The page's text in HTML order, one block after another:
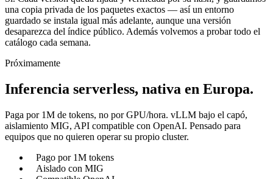
una copia privada de los paquetes exactos — así un entorno
guardado se instala igual más adelante, aunque una versión
desaparezca del índice público. Además volvemos a probar todo el
catálogo cada semana.
Próximamente
Inferencia serverless, nativa en Europa.
Paga por 1M de tokens, no por GPU/hora. vLLM bajo el capó,
aislamiento MIG, API compatible con OpenAI. Pensado para
equipos que no quieren operar su propio cluster.
Pago por 1M tokens
Aislado con MIG